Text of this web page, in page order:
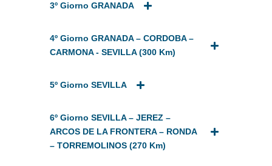
3º Giorno GRANADA
4º Giorno GRANADA – CORDOBA –
CARMONA - SEVILLA (300 Km)
5º Giorno SEVILLA
6º Giorno SEVILLA – JEREZ –
ARCOS DE LA FRONTERA – RONDA
– TORREMOLINOS (270 Km)